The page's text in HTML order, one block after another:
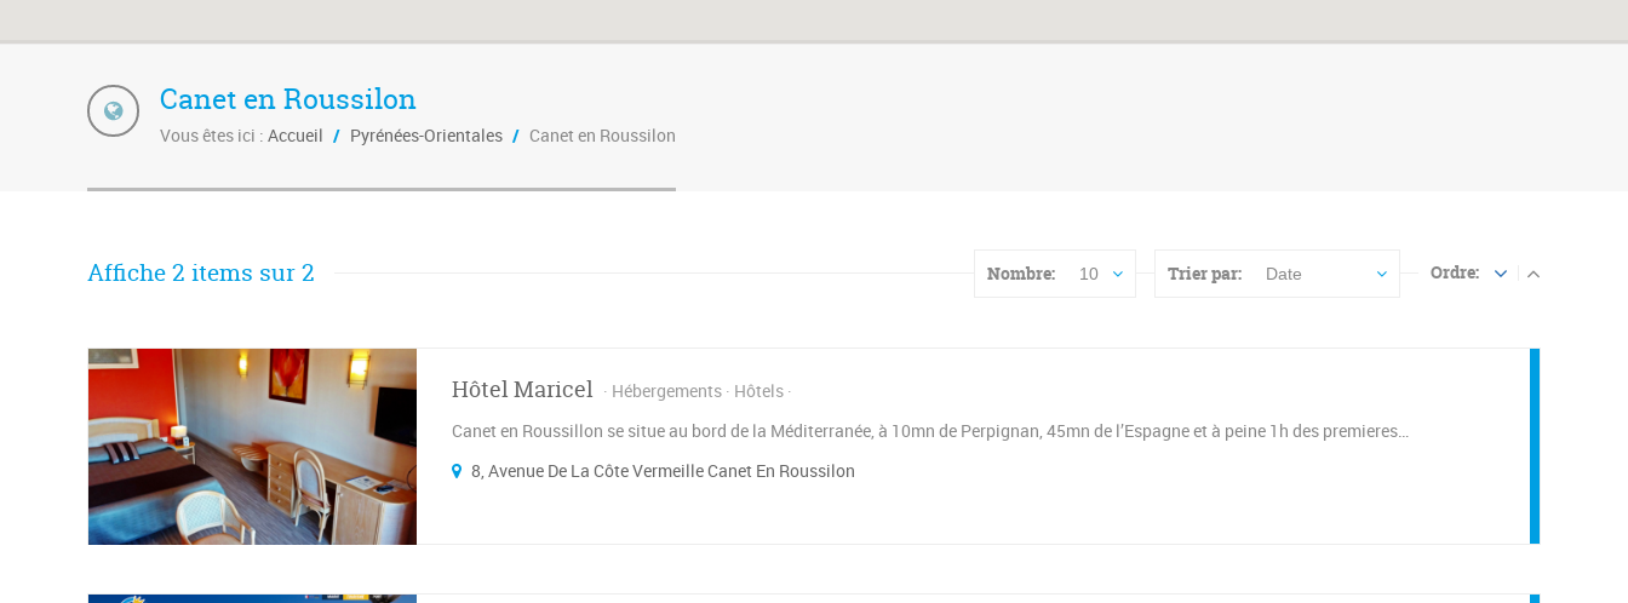
Canet en Roussilon
Vous êtes ici : Accueil / Pyrénées-Orientales / Canet en Roussilon
Affiche 2 items sur 2 Nombre: 10 Trier par: Date Ordre:
Hôtel Maricel Hébergements Hôtels
Canet en Roussillon se situe au bord de la Méditerranée, à 10mn de Perpignan, 45mn de l’Espagne et à peine 1h des premieres…
8, Avenue De La Côte Vermeille Canet En Roussilon